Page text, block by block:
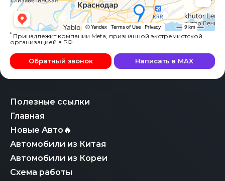
Полезные ссылки
Главная
Новые Авто🔥
Автомобили из Китая
Автомобили из Кореи
Схема работы
* Принадлежит компании Meta, признанной экстремистской
организацией в РФ
Обратный звонок Написать в MAX